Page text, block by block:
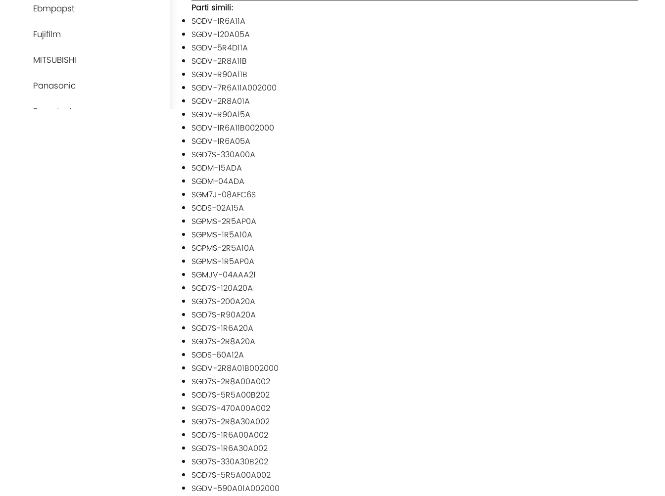
Ebmpapst
Fujifilm
MITSUBISHI
Panasonic
Fans-tech
Parti simili:
SGDV-1R6A11A
SGDV-120A05A
SGDV-5R4D11A
SGDV-2R8A11B
SGDV-R90A11B
SGDV-7R6A11A002000
SGDV-2R8A01A
SGDV-R90A15A
SGDV-1R6A11B002000
SGDV-1R6A05A
SGD7S-330A00A
SGDM-15ADA
SGDM-04ADA
SGM7J-08AFC6S
SGDS-02A15A
SGPMS-2R5AP0A
SGPMS-1R5A10A
SGPMS-2R5A10A
SGPMS-1R5AP0A
SGMJV-04AAA21
SGD7S-120A20A
SGD7S-200A20A
SGD7S-R90A20A
SGD7S-1R6A20A
SGD7S-2R8A20A
SGDS-60A12A
SGDV-2R8A01B002000
SGD7S-2R8A00A002
SGD7S-5R5A00B202
SGD7S-470A00A002
SGD7S-2R8A30A002
SGD7S-1R6A00A002
SGD7S-1R6A30A002
SGD7S-330A30B202
SGD7S-5R5A00A002
SGDV-590A01A002000